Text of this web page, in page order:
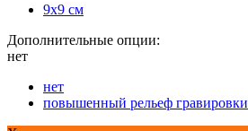
9х9 см
Дополнительные опции:
нет
нет
повышенный рельеф гравировки